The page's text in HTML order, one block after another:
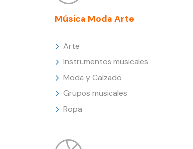
Música Moda Arte
Arte
Instrumentos musicales
Moda y Calzado
Grupos musicales
Ropa